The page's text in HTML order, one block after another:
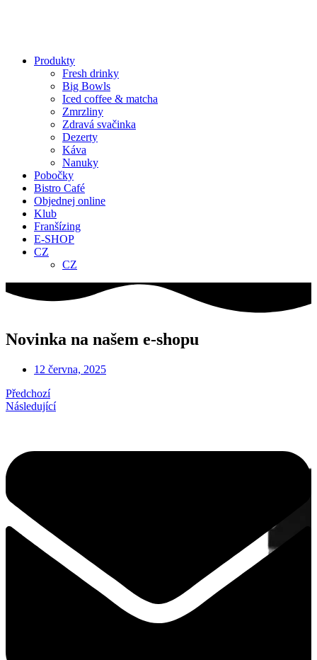
Produkty
Fresh drinky
Big Bowls
Iced coffee & matcha
Zmrzliny
Zdravá svačinka
Dezerty
Káva
Nanuky
Pobočky
Bistro Café
Objednej online
Klub
Franšízing
E-SHOP
CZ
CZ
Novinka na našem e-shopu
12 června, 2025
Předchozí
Následující